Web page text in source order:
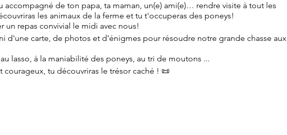
accompagné de ton papa, ta maman, un(e) ami(e)… rendre visite à tout les
les animaux de la ferme et tu t'occuperas des poneys!
un repas convivial le midi avec nous!
d'une carte, de photos et d'énigmes pour résoudre notre grande chasse aux
lasso, à la maniabilité des poneys, au tri de moutons ...
courageux, tu découvriras le trésor caché ! 📜